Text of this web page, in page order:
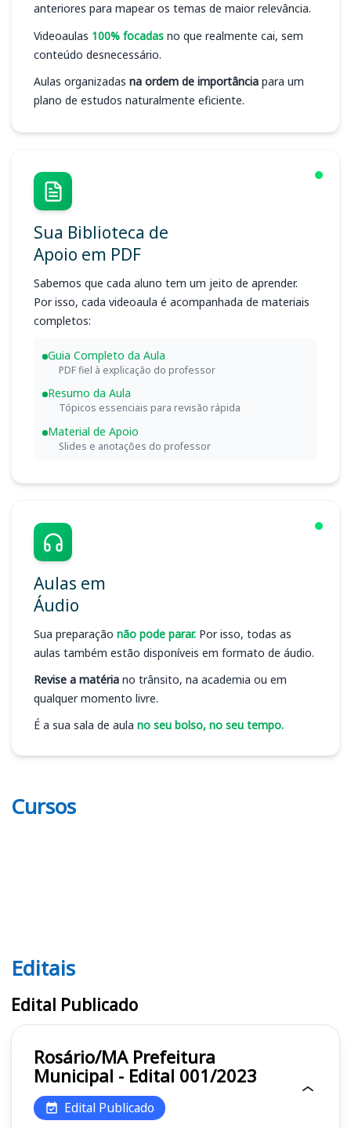
anteriores para mapear os temas de maior relevância.
Videoaulas 100% focadas no que realmente cai, sem
conteúdo desnecessário.
Aulas organizadas na ordem de importância para um
plano de estudos naturalmente eficiente.
Sua Biblioteca de
Apoio em PDF
Sabemos que cada aluno tem um jeito de aprender.
Por isso, cada videoaula é acompanhada de materiais
completos:
Guia Completo da Aula
PDF fiel à explicação do professor
Resumo da Aula
Tópicos essenciais para revisão rápida
Material de Apoio
Slides e anotações do professor
Aulas em
Áudio
Sua preparação não pode parar. Por isso, todas as
aulas também estão disponíveis em formato de áudio.
Revise a matéria no trânsito, na academia ou em
qualquer momento livre.
É a sua sala de aula no seu bolso, no seu tempo.
Cursos
Editais
Editais
Edital Publicado
Rosário/MA Prefeitura
Municipal - Edital 001/2023
Edital Publicado